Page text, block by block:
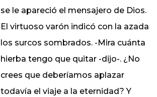
se le apareció el mensajero de Dios.
El virtuoso varón indicó con la azada
los surcos sombrados. -Mira cuánta
hierba tengo que quitar -dijo-. ¿No
crees que deberíamos aplazar
todavía el viaje a la eternidad? Y